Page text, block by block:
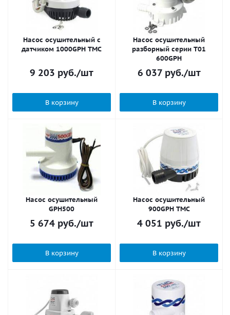
Насос осушительный с
датчиком 1000GPH TMC
9 203 руб./шт
В корзину
Насос осушительный
разборный серии Т01
600GPH
6 037руб./шт
В корзину
Насос осушительный
GPH500
5 674 руб./шт
В корзину
Насос осушительный
900GPH TMC
4 051 руб./шт
В корзину